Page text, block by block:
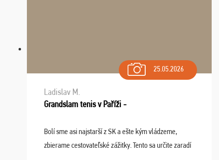
25.05.2026
Ladislav M.
Grandslam tenis v Paříži -
Bolí sme asi najstarší z SK a ešte kým vládzeme,
zbierame cestovateľské zážitky. Tento sa určite zaradí